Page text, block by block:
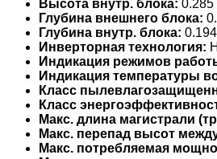
Высота внутр. блока: 0.285
Глубина внешнего блока:
Глубина внутр. блока:
Инверторная технология:
Индикация режимов
Индикация температуры
Класс
Класс
Макс. длина магистрали
Макс. перепад высот
Макс. потребляемая